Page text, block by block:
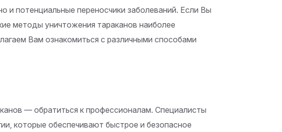
и потенциальные переносчики заболеваний. Если Вы
методы уничтожения тараканов наиболее
Вам ознакомиться с различными способами
— обратиться к профессионалам. Специалисты
которые обеспечивают быстрое и безопасное